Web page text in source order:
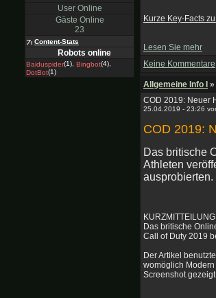
User Online
Gäste Online
23
Content-Stats
Robots online
Baiduspider(1), Bingbot(4),
DotBot(1)
Kurze Key-Facts
Lesen Sie mehr
Keine Kommentare
Allgemeine Info I
»
COD 2019: Neuer
25.04.2019 - 23:26
COD 2019:
Das britische
Athleten
ausprobierten.
KURZMITTEILUNG
Das britische
Call of Duty 2019
Der Artikel
womöglich Modern
Screenshot